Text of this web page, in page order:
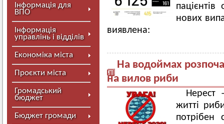
Інформація для
ВПО
Інформація
управлінь і відділів
Економіка міста
Проєкти міста
Громадський
бюджет
Бюджет громади
нових
виявлена:
На водоймах
на вилов риби
Нерест
житті
потрібен